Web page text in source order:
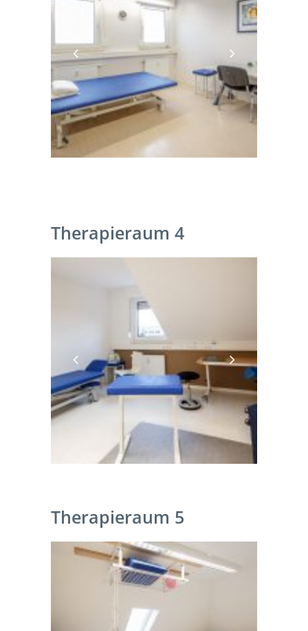
Therapieraum 4
Therapieraum 5